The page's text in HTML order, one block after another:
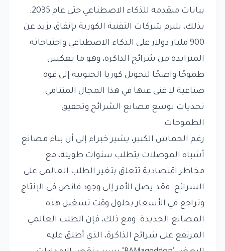
بيانات متقدمة للذكاء الاصطناعي حتى عام 2035.
بذلك، تلتزم شركات التقنية الكورية بإنفاق يزيد عن
900 مليار دولار على الذكاء الاصطناعي واحتياجاته
المتزايدة من شرائح الذاكرة، وهو ما يعكس
طموحًا واضحًا لتحويل كوريا الجنوبية إلى قوة
صناعية لا غنى عنها في هذا المجال المتنامي.
تحديات توسع مصانع الشرائح وتحقيق
الطموحات
رغم الحماس الكبير، يشير خبراء إلى أن بناء مصانع
أشباه الموصلات يتطلب سنوات طويلة، مع
مخاطر اقتصادية تتعلق بتغير الطلب العالمي على
الشرائح. فقد يصل الأمر إلى وجود فائض في الإنتاج
وتراجع في الأسعار بحلول وقت تشغيل هذه
المصانع الجديدة. ومع ذلك، فإن الطلب العالمي
المرتفع على شرائح الذاكرة، الذي أطلق عليه